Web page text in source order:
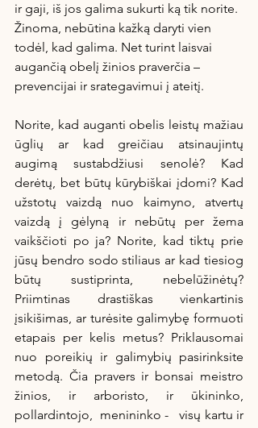
ir gaji, iš jos galima sukurti ką tik norite.
Žinoma, nebūtina kažką daryti vien
todėl, kad galima. Net turint laisvai
augančią obelį žinios praverčia –
prevencijai ir srategavimui į ateitį.
Norite, kad auganti obelis leistų mažiau
ūglių ar kad greičiau atsinaujintų
augimą sustabdžiusi senolė? Kad
derėtų, bet būtų kūrybiškai įdomi? Kad
užstotų vaizdą nuo kaimyno, atvertų
vaizdą į gėlyną ir nebūtų per žema
vaikščioti po ja? Norite, kad tiktų prie
jūsų bendro sodo stiliaus ar kad tiesiog
būtų sustiprinta, nebelūžinėtų?
Priimtinas drastiškas vienkartinis
įsikišimas, ar turėsite galimybę formuoti
etapais per kelis metus? Priklausomai
nuo poreikių ir galimybių pasirinksite
metodą. Čia pravers ir bonsai meistro
žinios, ir arboristo, ir ūkininko,
pollardintojo,  menininko -   visų kartu ir